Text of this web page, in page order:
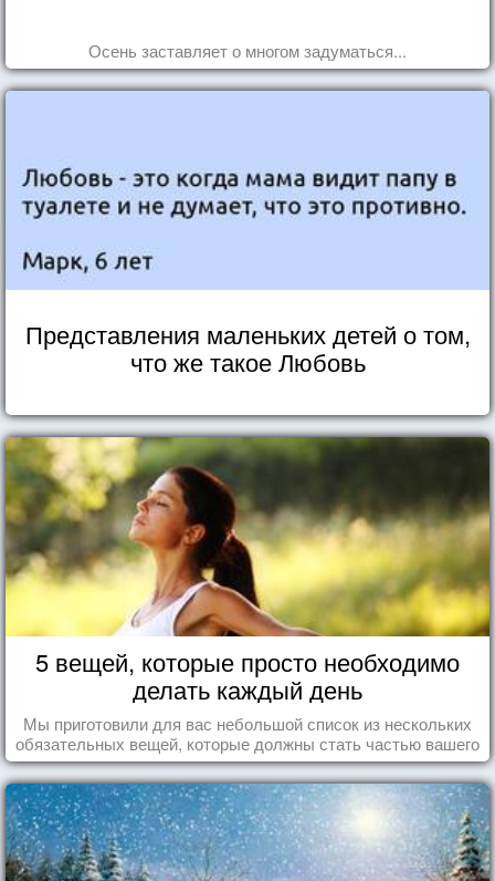
Осень заставляет о многом задуматься...
Представления маленьких детей о том,
что же такое Любовь
5 вещей, которые просто необходимо
делать каждый день
Мы приготовили для вас небольшой список из нескольких
обязательных вещей, которые должны стать частью вашего
дня.